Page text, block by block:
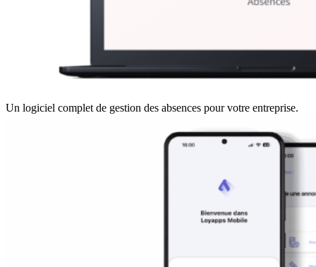
Un logiciel complet de gestion des absences pour votre entreprise.